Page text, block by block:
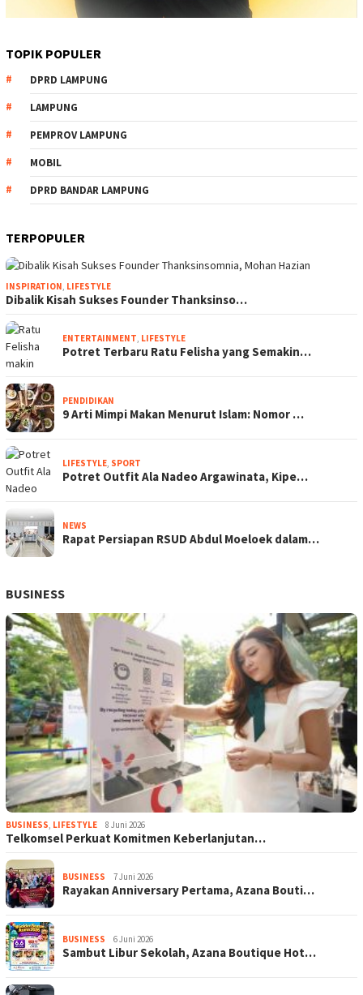
TOPIK POPULER
DPRD LAMPUNG
LAMPUNG
PEMPROV LAMPUNG
MOBIL
DPRD BANDAR LAMPUNG
TERPOPULER
INSPIRATION, LIFESTYLE
Dibalik Kisah Sukses Founder Thanksinso…
ENTERTAINMENT, LIFESTYLE
Potret Terbaru Ratu Felisha yang Semakin…
PENDIDIKAN
9 Arti Mimpi Makan Menurut Islam: Nomor …
LIFESTYLE, SPORT
Potret Outfit Ala Nadeo Argawinata, Kipe…
NEWS
Rapat Persiapan RSUD Abdul Moeloek dalam…
BUSINESS
BUSINESS, LIFESTYLE 8 Juni 2026
Telkomsel Perkuat Komitmen Keberlanjutan…
BUSINESS 7 Juni 2026
Rayakan Anniversary Pertama, Azana Bouti…
BUSINESS 6 Juni 2026
Sambut Libur Sekolah, Azana Boutique Hot…